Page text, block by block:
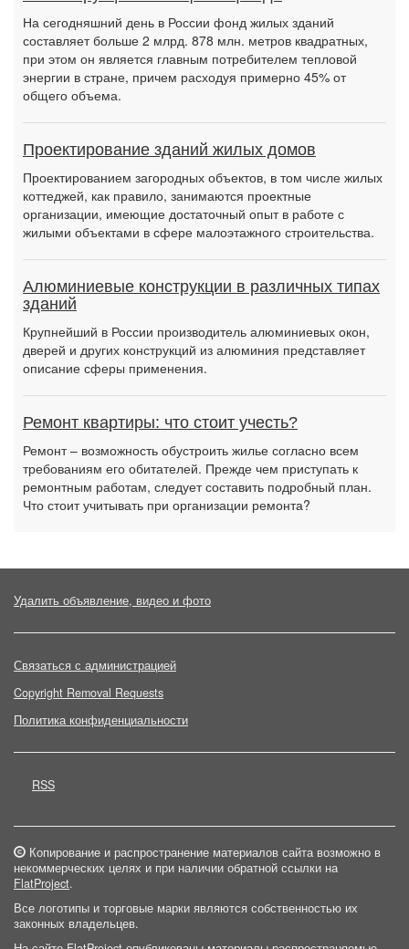
На сегодняшний день в России фонд жилых зданий
составляет больше 2 млрд. 878 млн. метров квадратных,
при этом он является главным потребителем тепловой
энергии в стране, причем расходуя примерно 45% от
общего объема.
Проектирование зданий жилых домов
Проектированием загородных объектов, в том числе жилых
коттеджей, как правило, занимаются проектные
организации, имеющие достаточный опыт в работе с
жилыми объектами в сфере малоэтажного строительства.
Алюминиевые конструкции в различных типах
зданий
Крупнейший в России производитель алюминиевых окон,
дверей и других конструкций из алюминия представляет
описание сферы применения.
Ремонт квартиры: что стоит учесть?
Ремонт – возможность обустроить жилье согласно всем
требованиям его обитателей. Прежде чем приступать к
ремонтным работам, следует составить подробный план.
Что стоит учитывать при организации ремонта?
Удалить объявление, видео и фото
Связаться с администрацией
Copyright Removal Requests
Политика конфиденциальности
RSS
Копирование и распространение материалов сайта возможно в
некоммерческих целях и при наличии обратной ссылки на
FlatProject.
Все логотипы и торговые марки являются собственностью их
законных владельцев.